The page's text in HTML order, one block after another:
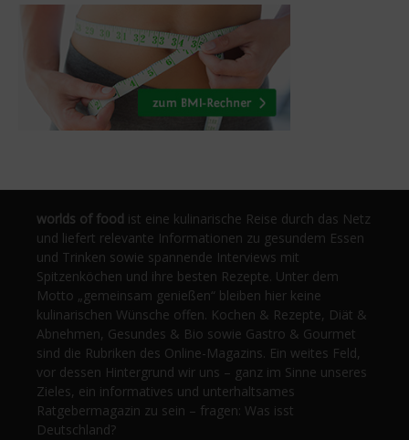
worlds of food ist eine kulinarische Reise durch das Netz
und liefert relevante Informationen zu gesundem Essen
und Trinken sowie spannende Interviews mit
Spitzenköchen und ihre besten Rezepte. Unter dem
Motto „gemeinsam genießen“ bleiben hier keine
kulinarischen Wünsche offen. Kochen & Rezepte, Diät &
Abnehmen, Gesundes & Bio sowie Gastro & Gourmet
sind die Rubriken des Online-Magazins. Ein weites Feld,
vor dessen Hintergrund wir uns – ganz im Sinne unseres
Zieles, ein informatives und unterhaltsames
Ratgebermagazin zu sein – fragen: Was isst
Deutschland?